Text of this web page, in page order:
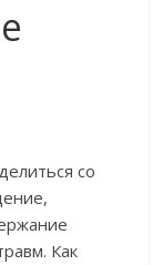
со
Как